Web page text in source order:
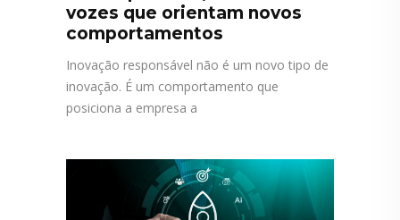
vozes que orientam novos
comportamentos
Inovação responsável não é um novo tipo de
inovação. É um comportamento que
posiciona a empresa a